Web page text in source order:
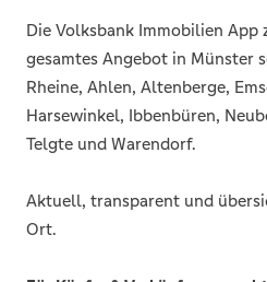
Die Volksbank Immobilien App
gesamtes Angebot in Münster
Rheine, Ahlen, Altenberge,
Harsewinkel, Ibbenbüren,
Telgte und Warendorf.
Aktuell, transparent und
Ort.